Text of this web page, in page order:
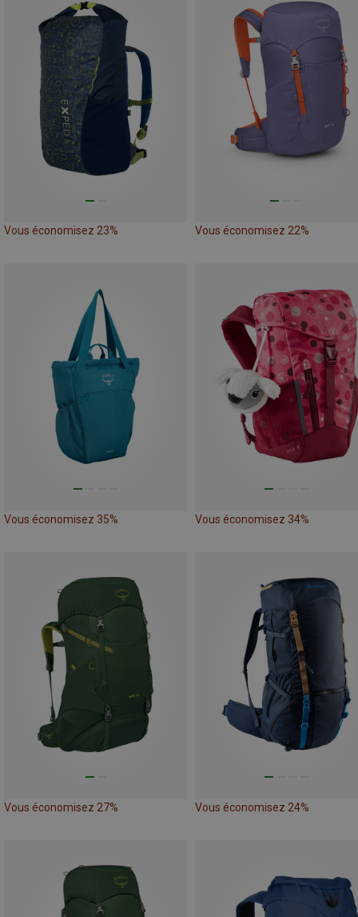
Vous économisez 23% Vous économisez 22%
Vous économisez 35% Vous économisez 34%
Vous économisez 27% Vous économisez 24%